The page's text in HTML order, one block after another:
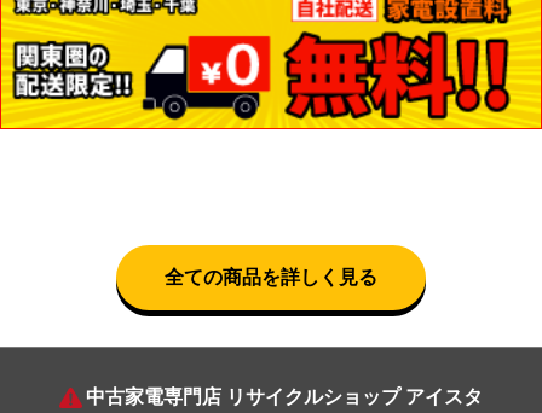
全ての商品を詳しく見る
中古家電専門店 リサイクルショップ アイスタ